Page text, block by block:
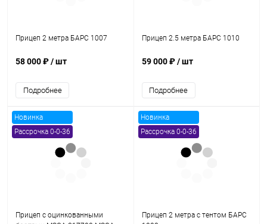
Прицеп 2 метра БАРС 1007
58 000 ₽/ шт
Подробнее
Прицеп 2.5 метра БАРС 1010
59 000 ₽/ шт
Подробнее
Новинка
Рассрочка 0-0-36
Прицеп с оцинкованными
Новинка
Рассрочка 0-0-36
Прицеп 2 метра с тентом БАРС